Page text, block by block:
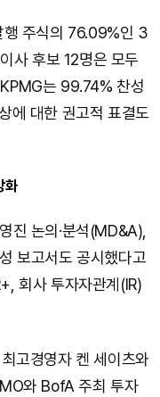
행 주식의 76.09%인 3
사 후보 12명은 모두
는 99.74% 찬성
에 대한 권고적 표결도
화
진 논의·분석(MD&A),
보고서도 공시했다고
회사 투자자관계(IR)
고경영자 켄 세이츠와
와 BofA 주최 투자